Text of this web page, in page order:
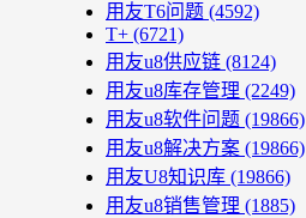
用友T6问题 (4592)
T+ (6721)
用友u8供应链 (8124)
用友u8库存管理 (2249)
用友u8软件问题 (19866)
用友u8解决方案 (19866)
用友U8知识库 (19866)
用友u8销售管理 (1885)